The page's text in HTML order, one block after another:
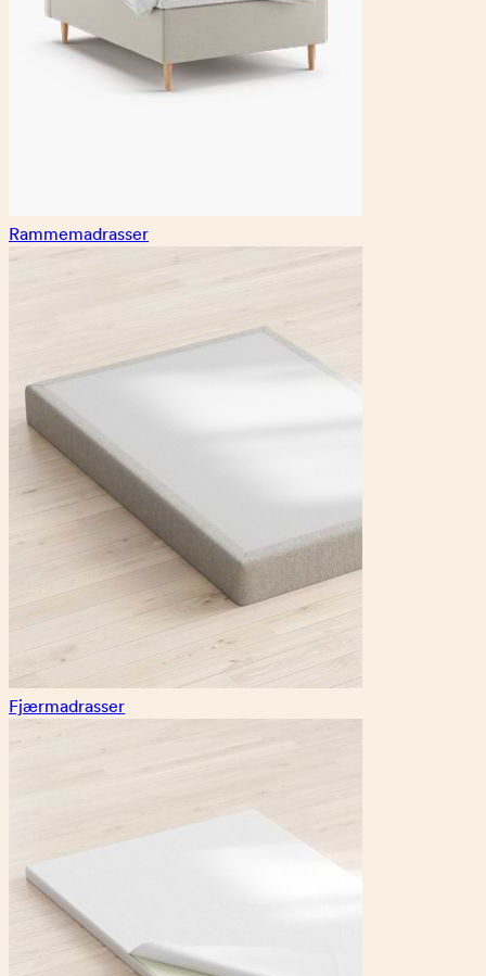
Rammemadrasser
Fjærmadrasser